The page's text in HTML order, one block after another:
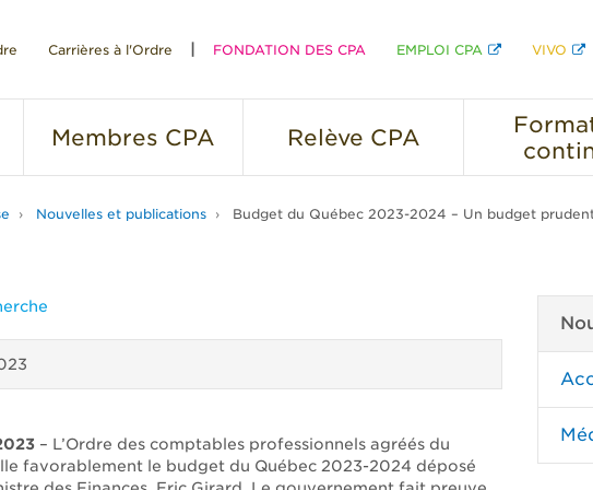
Carrières à l'Ordre FONDATION DES CPA EMPLOI CPA VIVO
Membres CPA Relève CPA
Nouvelles et publications Budget du Québec 2023-2024 – Un budget
– L’Ordre des comptables professionnels agréés du
favorablement le budget du Québec 2023-2024 déposé